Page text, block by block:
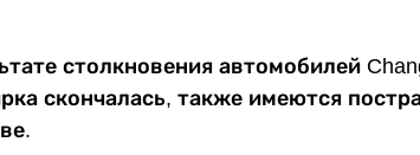
столкновения автомобилей
скончалась, также имеются